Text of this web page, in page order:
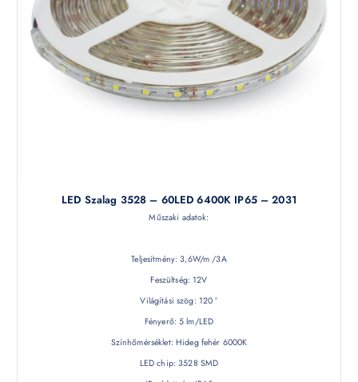
LED Szalag 3528 – 60LED 6400K IP65 – 2031
Műszaki adatok:
Teljesítmény: 3,6W/m /3A
Feszültség: 12V
Világítási szög: 120 °
Fényerő: 5 lm/LED
Színhőmérséklet: Hideg fehér 6000K
LED chip: 3528 SMD